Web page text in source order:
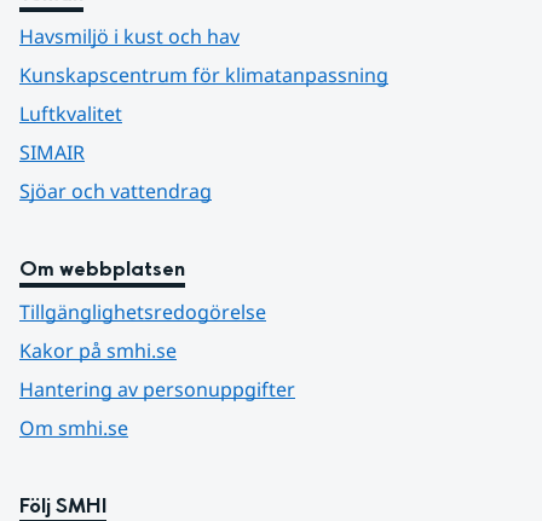
Havsmiljö i kust och hav
Kunskapscentrum för klimatanpassning
Luftkvalitet
SIMAIR
Sjöar och vattendrag
Om webbplatsen
Tillgänglighetsredogörelse
Kakor på smhi.se
Hantering av personuppgifter
Om smhi.se
Följ SMHI